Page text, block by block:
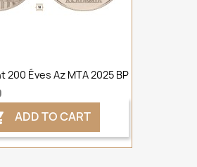
200 Éves Az MTA 2025 BP
ADD TO CART